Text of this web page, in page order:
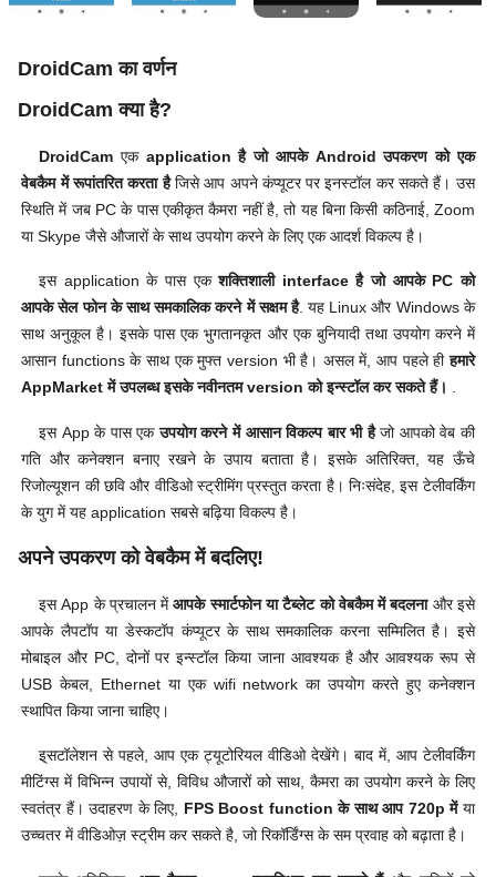
DroidCam का वर्णन
DroidCam क्या है?
DroidCam एक application है जो आपके Android उपकरण को एक
वेबकैम में रूपांतरित करता हैजिसे आप अपने कंप्यूटर पर इनस्टॉल कर सकते हैं। उस
स्थिति में जब PC के पास एकीकृत कैमरा नहीं है, तो यह बिना किसी कठिनाई, Zoom
या Skype जैसे औजारों के साथ उपयोग करने के लिए एक आदर्श विकल्प है।
इस application के पास एकशक्तिशाली interface है जो आपके PC को
आपके सेल फोन के साथ समकालिक करने में सक्षम है. यह Linux और Windows के
साथ अनुकूल है। इसके पास एक भुगतानकृत और एक बुनियादी तथा उपयोग करने में
आसान functions के साथ एक मुफ्त version भी है। असल में, आप पहले हीहमारे
AppMarket में उपलब्ध इसके नवीनतम version को इन्स्टॉल कर सकते हैं।
इस App के पास एकउपयोग करने में आसान विकल्प बार भी हैजो आपको वेब की
गति और कनेक्शन बनाए रखने के उपाय बताता है। इसके अतिरिक्त, यह ऊँचे
रिजोल्यूशन की छवि और वीडिओ स्ट्रीमिंग प्रस्तुत करता है। निःसंदेह, इस टेलीवर्किंग
के युग में यह application सबसे बढ़िया विकल्प है।
अपने उपकरण को वेबकैम में बदलिए!
इस App के प्रचालन मेंआपके स्मार्टफोन या टैब्लेट को वेबकैम में बदलनाऔर इसे
आपके लैपटॉप या डेस्कटॉप कंप्यूटर के साथ समकालिक करना सम्मिलित है। इसे
मोबाइल और PC, दोनों पर इन्स्टॉल किया जाना आवश्यक है और आवश्यक रूप से
USB केबल, Ethernet या एक wifi network का उपयोग करते हुए कनेक्शन
स्थापित किया जाना चाहिए।
इ्सटॉलेशन से पहले, आप एक ट्यूटोरियल वीडिओ देखेंगे। बाद में, आप टेलीवर्किंग
मीटिंग्स में विभिन्न उपायों से, विविध औजारों को साथ, कैमरा का उपयोग करने के लिए
स्वतंत्र हैं। उदाहरण के लिए, FPS Boost function के साथ आप 720p में या
उच्चतर में वीडिओज़ स्ट्रीम कर सकते है, जो रिकॉर्डिंग्स के सम प्रवाह को बढ़ाता है।